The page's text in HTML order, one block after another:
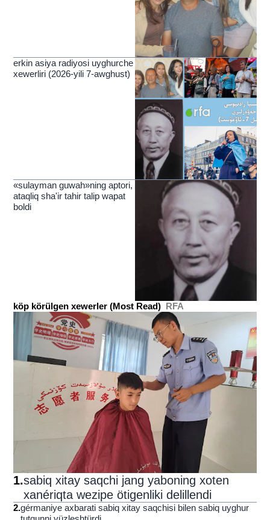
erkin asiya radiyosi uyghurche
xewerliri (2026-yili 7-awghust)
«sulayman guwah»ning aptori,
ataqliq sha'ir tahir talip wapat
boldi
köp körülgen xewerler (Most Read) RFA
1.sabiq xitay saqchi jang yaboning xoten
xanériqta wezipe ötigenliki delillendi
2.gérmaniye axbarati sabiq xitay saqchisi bilen sabiq uyghur